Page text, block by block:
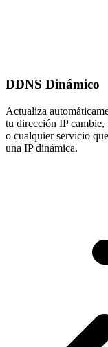
DDNS Dinámico
Actualiza
tu dirección IP cambie,
o cualquier servicio
una IP dinámica.